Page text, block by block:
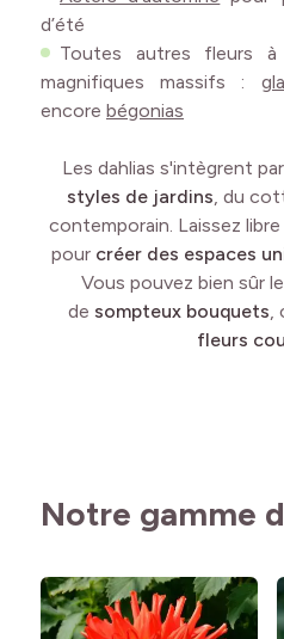
d’été
Toutes autres fleurs
magnifiques massifs :
encore bégonias
Les dahlias s'intègrent
styles de jardins , du
contemporain. Laissez
pour créer des espaces
Vous pouvez bien sûr
de sompteux bouquets
fleurs
Notre gamme